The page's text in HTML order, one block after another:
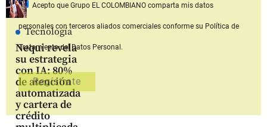
Tecnología
Nequi revela
su estrategia
con IA: 80%
de atención
automatizada
y cartera de
crédito
Acepto que Grupo EL COLOMBIANOcomparta mis datos
personales con terceros aliados comerciales conforme su Política de
Tratamiento del Datos Personal.